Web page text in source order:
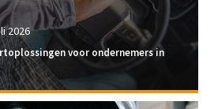
2026
voor ondernemers in